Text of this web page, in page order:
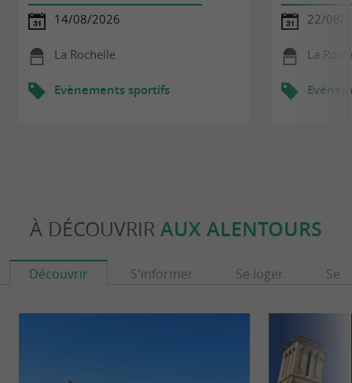
14/08/2026
La Rochelle
Evènements sportifs
22/08/
La
À DÉCOUVRIR AUX ALENTOURS
Découvrir S'informer Se loger Se